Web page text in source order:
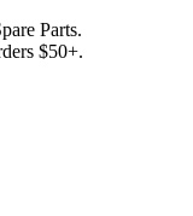
Parts.
$50+.